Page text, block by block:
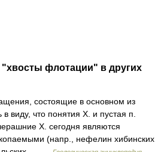
"хвосты флотации" в других
состоящие в основном из
виду, что понятия X. и пустая п.
X. сегодня являются
(напр., нефелин хибинских